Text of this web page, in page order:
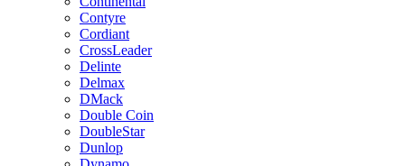
Contyre
Cordiant
CrossLeader
Delinte
Delmax
DMack
Double Coin
DoubleStar
Dunlop